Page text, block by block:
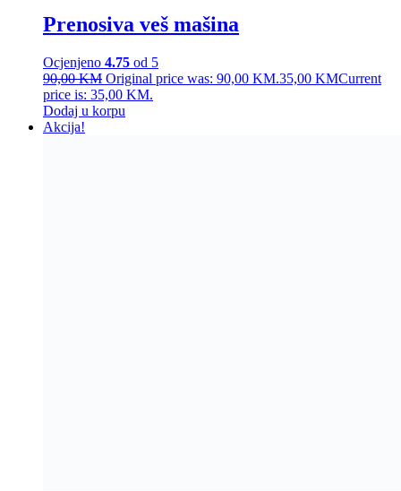
Prenosiva veš mašina
Ocjenjeno 4.75 od 5
90,00KM Original price was: 90,00 KM.35,00 KMCurrent
price is: 35,00 KM.
Dodaj u korpu
Akcija!